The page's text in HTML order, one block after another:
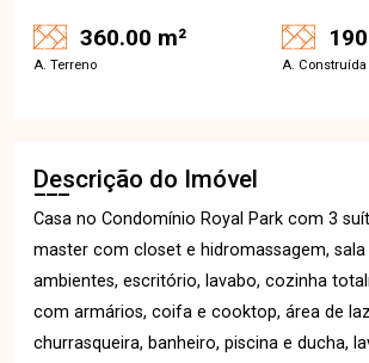
360.00 m²
A. Terreno A. Construída
Descrição do Imóvel
Casa no Condomínio Royal Park com 3
master com closet e hidromassagem, sala
ambientes, escritório, lavabo, cozinha
com armários, coifa e cooktop, área de
churrasqueira, banheiro, piscina e ducha,